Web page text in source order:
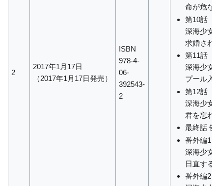
2
2017年1月17日
（2017年1月17日発売）
ISBN
978-4-
06-
392543-
2
命が危な
第10話
深海少女
求婚され
第11話
深海少女
プール入
第12話
深海少女
君を忘れ
最終話 告
番外編1
深海少女
日直する
番外編2